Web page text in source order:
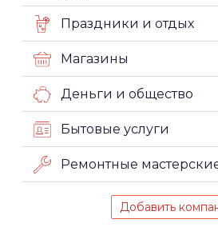
Праздники и отдых
Магазины
Деньги и общество
Бытовые услуги
Ремонтные
Добавить